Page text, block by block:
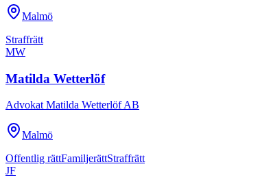
Malmö
Straffrätt
MW
Matilda Wetterlöf
Advokat Matilda Wetterlöf AB
Malmö
Offentlig rättFamiljerättStraffrätt
JF